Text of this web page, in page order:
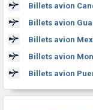
Billets avion
Billets avion
Billets avion
Billets avion
Billets avion